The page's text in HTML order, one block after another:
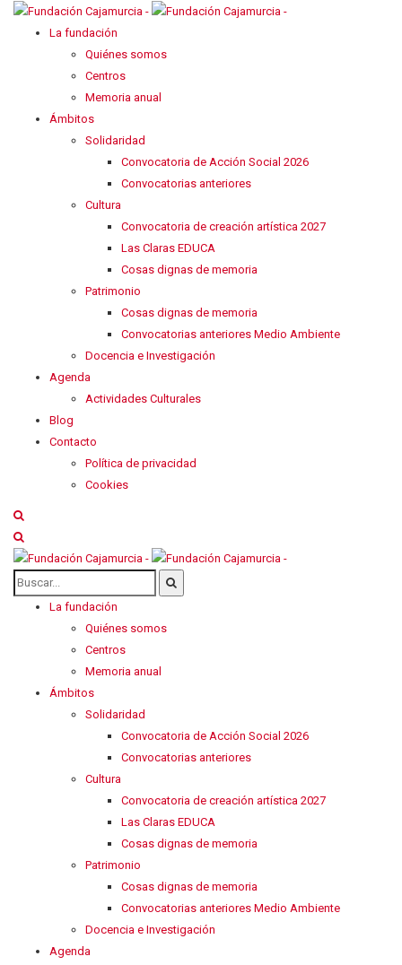
La fundación
Quiénes somos
Centros
Memoria anual
Ámbitos
Solidaridad
Convocatoria de Acción Social 2026
Convocatorias anteriores
Cultura
Convocatoria de creación artística 2027
Las Claras EDUCA
Cosas dignas de memoria
Patrimonio
Cosas dignas de memoria
Convocatorias anteriores Medio Ambiente
Docencia e Investigación
Agenda
Actividades Culturales
Blog
Contacto
Política de privacidad
Cookies
La fundación
Quiénes somos
Centros
Memoria anual
Ámbitos
Solidaridad
Convocatoria de Acción Social 2026
Convocatorias anteriores
Cultura
Convocatoria de creación artística 2027
Las Claras EDUCA
Cosas dignas de memoria
Patrimonio
Cosas dignas de memoria
Convocatorias anteriores Medio Ambiente
Docencia e Investigación
Agenda